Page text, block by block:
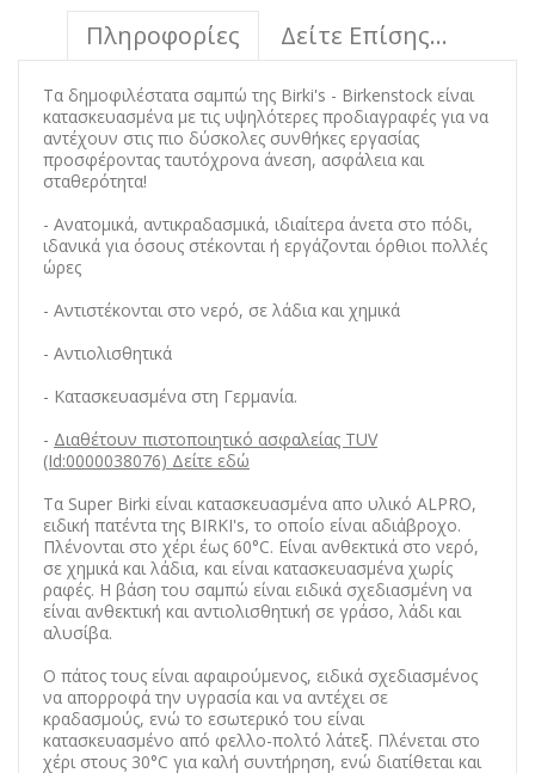
Πληροφορίες Δείτε Επίσης...
Τα δημοφιλέστατα σαμπώ της Birki's - Birkenstock είναι
κατασκευασμένα με τις υψηλότερες προδιαγραφές για να
αντέχουν στις πιο δύσκολες συνθήκες εργασίας
προσφέροντας ταυτόχρονα άνεση, ασφάλεια και
σταθερότητα!
- Ανατομικά, αντικραδασμικά, ιδιαίτερα άνετα στο πόδι,
ιδανικά για όσους στέκονται ή εργάζονται όρθιοι πολλές
ώρες
- Αντιστέκονται στο νερό, σε λάδια και χημικά
- Αντιολισθητικά
- Κατασκευασμένα στη Γερμανία.
- Διαθέτουν πιστοποιητικό ασφαλείας TUV
(Id:0000038076) Δείτε εδώ
Τα Super Birki είναι κατασκευασμένα απο υλικό ALPRO,
ειδική πατέντα της BIRKI's, το οποίο είναι αδιάβροχο.
Πλένονται στο χέρι έως 60°C. Είναι ανθεκτικά στο νερό,
σε χημικά και λάδια, και είναι κατασκευασμένα χωρίς
ραφές. Η βάση του σαμπώ είναι ειδικά σχεδιασμένη να
είναι ανθεκτική και αντιολισθητική σε γράσο, λάδι και
αλυσίβα.
Ο πάτος τους είναι αφαιρούμενος, ειδικά σχεδιασμένος
να απορροφά την υγρασία και να αντέχει σε
κραδασμούς, ενώ το εσωτερικό του είναι
κατασκευασμένο από φελλο-πολτό λάτεξ. Πλένεται στο
χέρι στους 30°C για καλή συντήρηση, ενώ διατίθεται και